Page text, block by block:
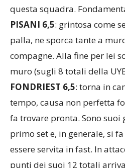
questa squadra.
PISANI 6,5: grintosa come
palla, ne sporca tante a
compagne. Alla fine per lei
muro (sugli 8 totali della
FONDRIEST 6,5: torna in
tempo, causa non perfetta
fa trovare pronta. Sono
primo set e, in generale, si
essere servita in fast. In
punti dei suoi 12 totali